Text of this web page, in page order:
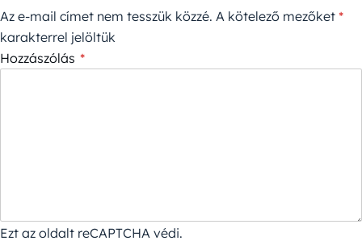
Az e-mail címet nem tesszük közzé. A kötelező mezőket *
karakterrel jelöltük
Hozzászólás *
Ezt az oldalt reCAPTCHA védi.